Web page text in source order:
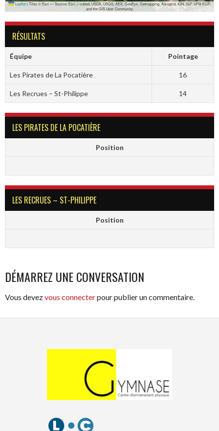
Leaflet|Tiles © Esri — Source: Esri, i-cubed, USDA, USGS, AEX, GeoEye, Getmapping, Aerogrid, IGN, IGP, UPR-EGP,
and the GIS User Community
RÉSULTATS
Équipe Pointage
Les Pirates de La Pocatière 16
Les Recrues – St-Philippe 14
LES PIRATES DE LA POCATIÈRE
Position
LES RECRUES – ST-PHILIPPE
Position
DÉMARREZ UNE CONVERSATION
Vous devezvous connecterpour publier un commentaire.